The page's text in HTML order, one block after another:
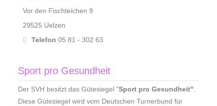
Vor den Fischteichen 9
29525 Uelzen
Telefon 05 81 - 302 63
Sport pro Gesundheit
Der SVH besitzt das Gütesiegel "Sport pro Gesundheit".
Diese Gütesiegel wird vom Deutschen Turnerbund für